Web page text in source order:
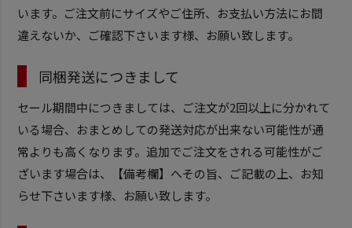
います。ご注文前にサイズやご住所、お支払い方法にお間
違えないか、ご確認下さいます様、お願い致します。
同梱発送につきまして
セール期間中につきましては、ご注文が2回以上に分かれて
いる場合、おまとめしての発送対応が出来ない可能性が通
常よりも高くなります。追加でご注文をされる可能性がご
ざいます場合は、【備考欄】へその旨、ご記載の上、お知
らせ下さいます様、お願い致します。